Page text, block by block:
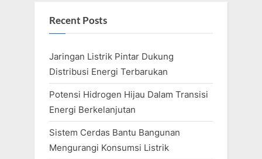
Recent Posts
Jaringan Listrik Pintar Dukung
Distribusi Energi Terbarukan
Potensi Hidrogen Hijau Dalam Transisi
Energi Berkelanjutan
Sistem Cerdas Bantu Bangunan
Mengurangi Konsumsi Listrik